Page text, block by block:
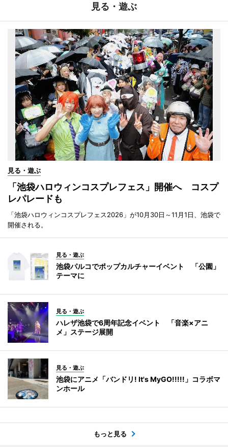
見る・遊ぶ
見る・遊ぶ
「池袋ハロウィンコスプレフェス」開催へ コスプ
レパレードも
「池袋ハロウィンコスプレフェス2026」が10月30日～11月1日、池袋で
開催される。
見る・遊ぶ
池袋パルコでポップカルチャーイベント 「公園」
テーマに
見る・遊ぶ
ハレザ池袋で6周年記念イベント 「音楽×アニ
メ」ステージ展開
見る・遊ぶ
池袋にアニメ「バンドリ! It's MyGO!!!!!」コラボマ
ンホール
もっと見る